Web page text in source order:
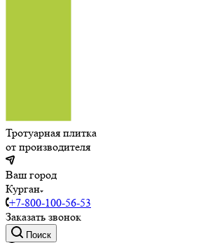
Тротуарная плитка
от производителя
Ваш город
Курган
+7-800-100-56-53
Заказать звонок
Поиск